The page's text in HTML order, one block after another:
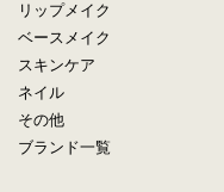
リップメイク
ベースメイク
スキンケア
ネイル
その他
ブランド一覧